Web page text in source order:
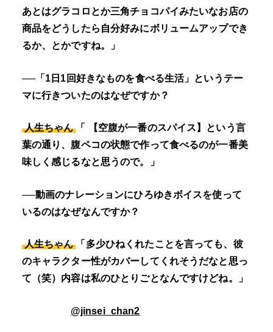
あとはグラコロとか三角チョコパイみたいなお店の
商品をどうしたら自分好みにボリュームアップでき
るか、とかですね。」
──「1日1回好きなものを食べる生活」というテー
マに行きついたのはなぜですか？
人生ちゃん
「 【空腹が一番のスパイス】という言
葉の通り、腹ペコの状態で作って食べるのが一番美
味しく感じるなと思うので。」
──動画のナレーションにひろゆきボイスを使って
いるのはなぜなんですか？
人生ちゃん
「多少ひねくれたことを言っても、彼
のキャラクター性がカバーしてくれそうだなと思っ
て（笑）内容は私のひとりごとなんですけどね。」
@jinsei_chan2